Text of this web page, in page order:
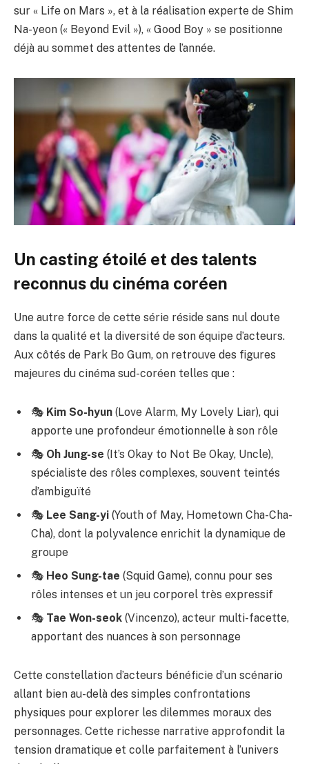
sur « Life on Mars », et à la réalisation experte de Shim
Na-yeon (« Beyond Evil »), « Good Boy » se positionne
déjà au sommet des attentes de l’année.
Un casting étoilé et des talents
reconnus du cinéma coréen
Une autre force de cette série réside sans nul doute
dans la qualité et la diversité de son équipe d’acteurs.
Aux côtés de Park Bo Gum, on retrouve des figures
majeures du cinéma sud-coréen telles que :
🎭 Kim So-hyun (Love Alarm, My Lovely Liar), qui
apporte une profondeur émotionnelle à son rôle
🎭 Oh Jung-se (It’s Okay to Not Be Okay, Uncle),
spécialiste des rôles complexes, souvent teintés
d’ambiguïté
🎭 Lee Sang-yi (Youth of May, Hometown Cha-Cha-
Cha), dont la polyvalence enrichit la dynamique de
groupe
🎭 Heo Sung-tae (Squid Game), connu pour ses
rôles intenses et un jeu corporel très expressif
🎭 Tae Won-seok (Vincenzo), acteur multi-facette,
apportant des nuances à son personnage
Cette constellation d’acteurs bénéficie d’un scénario
allant bien au-delà des simples confrontations
physiques pour explorer les dilemmes moraux des
personnages. Cette richesse narrative approfondit la
tension dramatique et colle parfaitement à l’univers